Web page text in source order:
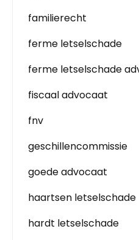
familierecht
ferme letselschade
ferme letselschade
fiscaal advocaat
fnv
geschillencommissie
goede advocaat
haartsen letselschade
hardt letselschade